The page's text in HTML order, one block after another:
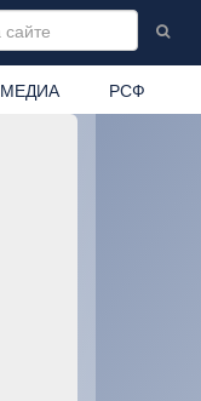
МЕДИА РСФ